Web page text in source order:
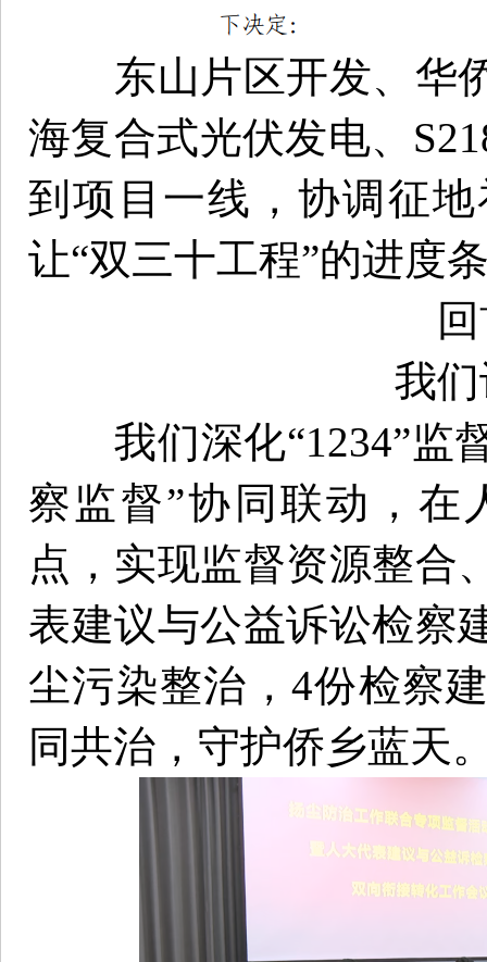
东山片区开发、华侨
海复合式光伏发电、
到项目一线，协调征
让“双三十工程”的进度
我
我们深化“1234”监
察监督”协同联动，在
点，实现监督资源整合
表建议与公益诉讼检察
尘污染整治，4份检察
同共治，守护侨乡蓝天